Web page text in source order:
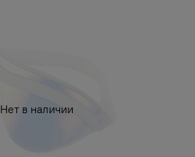
Нет в наличии